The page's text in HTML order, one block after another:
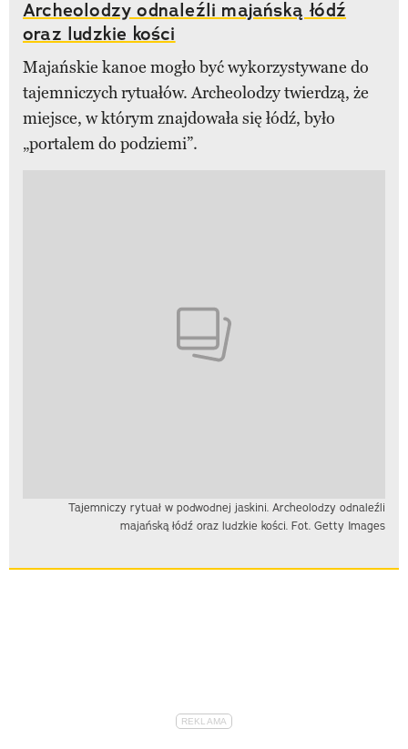
Archeolodzy odnaleźli majańską łódź
oraz ludzkie kości
Majańskie kanoe mogło być wykorzystywane do
tajemniczych rytuałów. Archeolodzy twierdzą, że
miejsce, w którym znajdowała się łódź, było
„portalem do podziemi”.
Tajemniczy rytuał w podwodnej jaskini. Archeolodzy odnaleźli
majańską łódź oraz ludzkie kości. Fot. Getty Images